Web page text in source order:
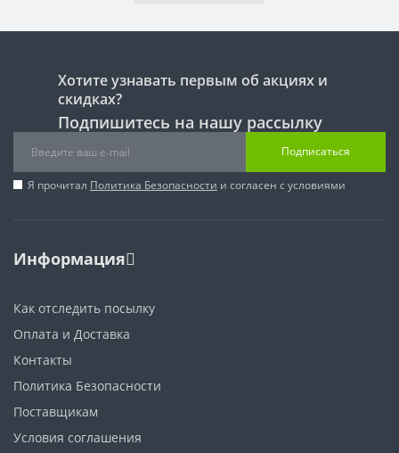
Хотите узнавать первым об акциях и
скидках?
Подпишитесь на нашу рассылку
Подписаться
Я прочитал Политика Безопасности и согласен с условиями
Информация
Как отследить посылку
Оплата и Доставка
Контакты
Политика Безопасности
Поставщикам
Условия соглашения